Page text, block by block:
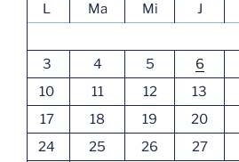
L
Ma Mi J
3
4 5 6
10
11 12 13
17
18 19 20
24
25 26 27